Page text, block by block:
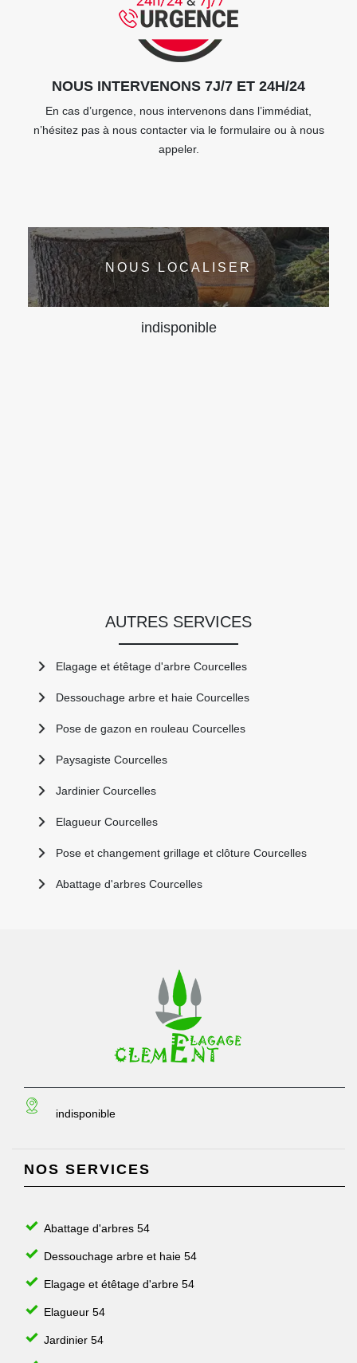
NOUS INTERVENONS 7J/7 ET 24H/24
En cas d’urgence, nous intervenons dans l’immédiat,
n’hésitez pas à nous contacter via le formulaire ou à nous
appeler.
NOUS LOCALISER
indisponible
AUTRES SERVICES
Elagage et étêtage d'arbre Courcelles
Dessouchage arbre et haie Courcelles
Pose de gazon en rouleau Courcelles
Paysagiste Courcelles
Jardinier Courcelles
Elagueur Courcelles
Pose et changement grillage et clôture Courcelles
Abattage d'arbres Courcelles
indisponible
NOS SERVICES
Abattage d'arbres 54
Dessouchage arbre et haie 54
Elagage et étêtage d'arbre 54
Elagueur 54
Jardinier 54